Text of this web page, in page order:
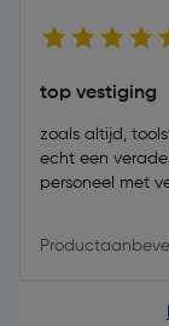
top vestiging
zoals altijd,
echt een verademing. leuk
personeel met